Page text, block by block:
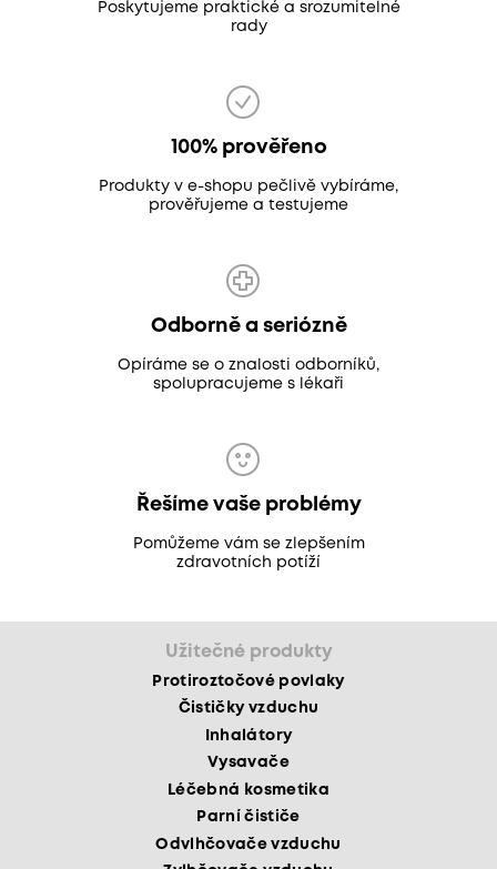
Poskytujeme praktické a srozumitelné
rady
100% prověřeno
Produkty v e-shopu pečlivě vybíráme,
prověřujeme a testujeme
Odborně a seriózně
Opíráme se o znalosti odborníků,
spolupracujeme s lékaři
Řešíme vaše problémy
Pomůžeme vám se zlepšením
zdravotních potíží
Užitečné produkty
Protiroztočové povlaky
Čističky vzduchu
Inhalátory
Vysavače
Léčebná kosmetika
Parní čističe
Odvlhčovače vzduchu